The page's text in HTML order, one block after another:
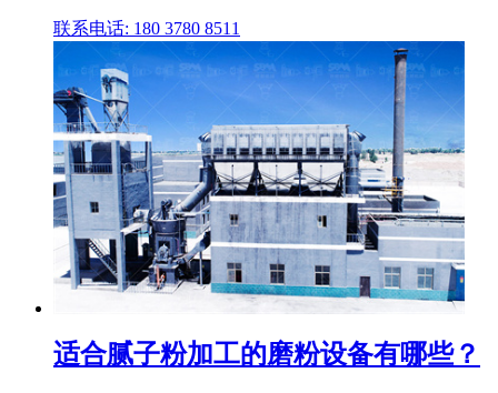
联系电话: 180 3780 8511
适合腻子粉加工的磨粉设备有哪些？